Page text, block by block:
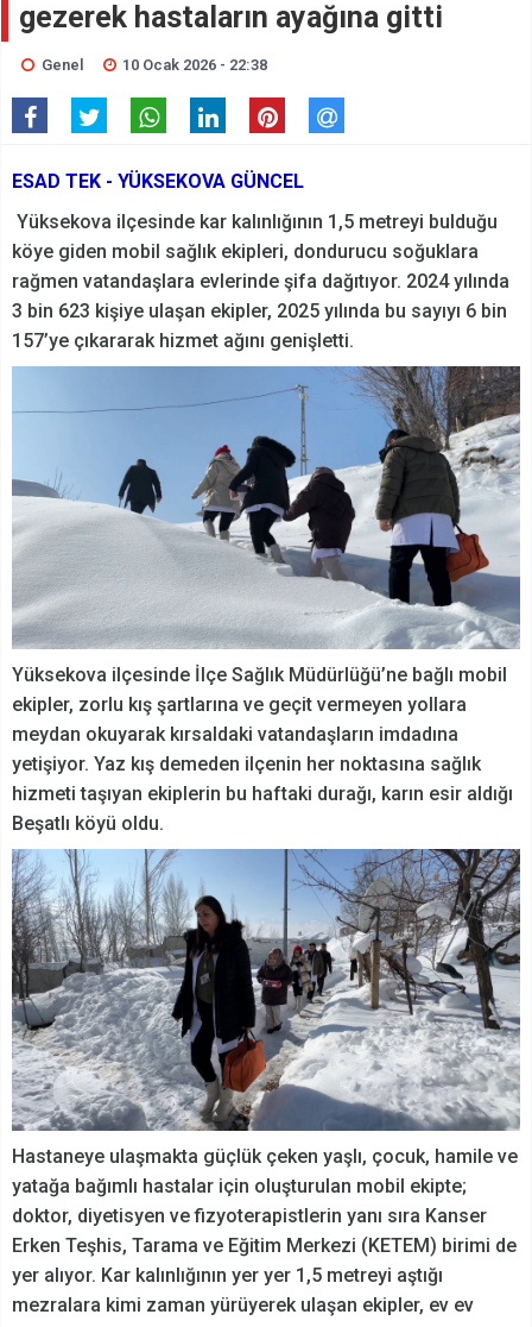
gezerek hastaların ayağına gitti
Genel 10 Ocak 2026 - 22:38
ESAD TEK - YÜKSEKOVA GÜNCEL
Yüksekova ilçesinde kar kalınlığının 1,5 metreyi bulduğu
köye giden mobil sağlık ekipleri, dondurucu soğuklara
rağmen vatandaşlara evlerinde şifa dağıtıyor. 2024 yılında
3 bin 623 kişiye ulaşan ekipler, 2025 yılında bu sayıyı 6 bin
157’ye çıkararak hizmet ağını genişletti.
Yüksekova ilçesinde İlçe Sağlık Müdürlüğü’ne bağlı mobil
ekipler, zorlu kış şartlarına ve geçit vermeyen yollara
meydan okuyarak kırsaldaki vatandaşların imdadına
yetişiyor. Yaz kış demeden ilçenin her noktasına sağlık
hizmeti taşıyan ekiplerin bu haftaki durağı, karın esir aldığı
Beşatlı köyü oldu.
Hastaneye ulaşmakta güçlük çeken yaşlı, çocuk, hamile ve
yatağa bağımlı hastalar için oluşturulan mobil ekipte;
doktor, diyetisyen ve fizyoterapistlerin yanı sıra Kanser
Erken Teşhis, Tarama ve Eğitim Merkezi (KETEM) birimi de
yer alıyor. Kar kalınlığının yer yer 1,5 metreyi aştığı
mezralara kimi zaman yürüyerek ulaşan ekipler, ev ev